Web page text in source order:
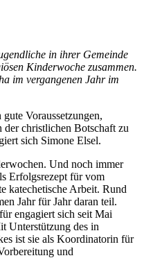
in ihrer Gemeinde
Kinderwoche zusammen.
im vergangenen Jahr im
Voraussetzungen,
christlichen Botschaft zu
sich Simone Elsel.
Und noch immer
Erfolgsrezept für vom
katechetische Arbeit. Rund
Jahr für Jahr daran teil.
engagiert sich seit Mai
Unterstützung des in
ist sie als Koordinatorin für
und